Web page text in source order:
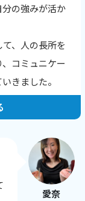
の強みが活か
、人の長所を
コミュニケー
きました。
つきますが、
気づいていな
積極的に伝えて
愛奈